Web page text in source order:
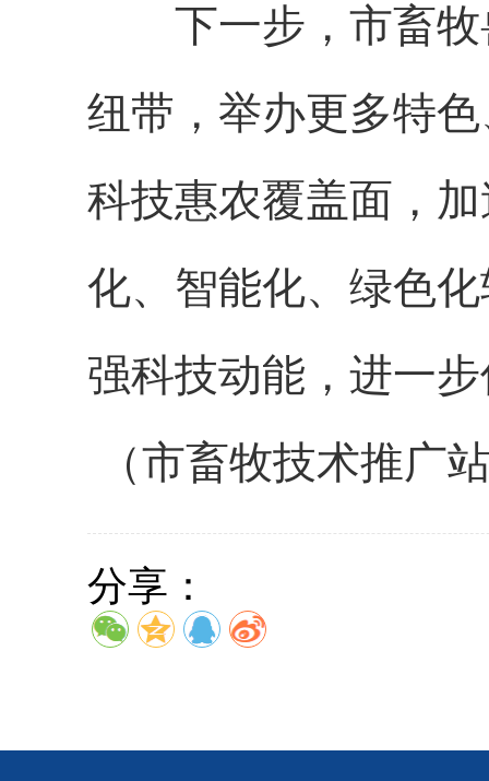
下一步，市畜牧
纽带，举办更多特
科技惠农覆盖面，
化、智能化、绿色
强科技动能，进一
（市畜牧技术推广
分享：